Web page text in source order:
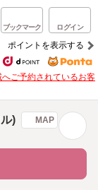
ブックマーク ログイン
ポイントを表示する
へご予約されているお客
) MAP